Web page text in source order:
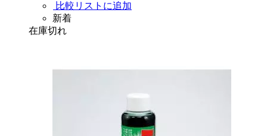
比較リストに追加
新着
在庫切れ